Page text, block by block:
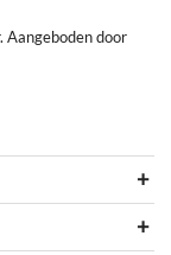
Aangeboden door